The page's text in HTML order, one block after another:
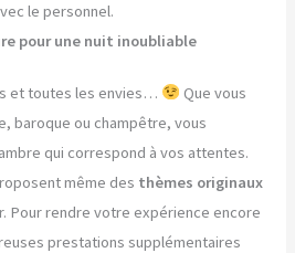
le personnel.
pour une nuit inoubliable
et toutes les envies…
Que vous
baroque ou champêtre, vous
qui correspond à vos attentes.
même des thèmes originaux
Pour rendre votre expérience encore
prestations supplémentaires